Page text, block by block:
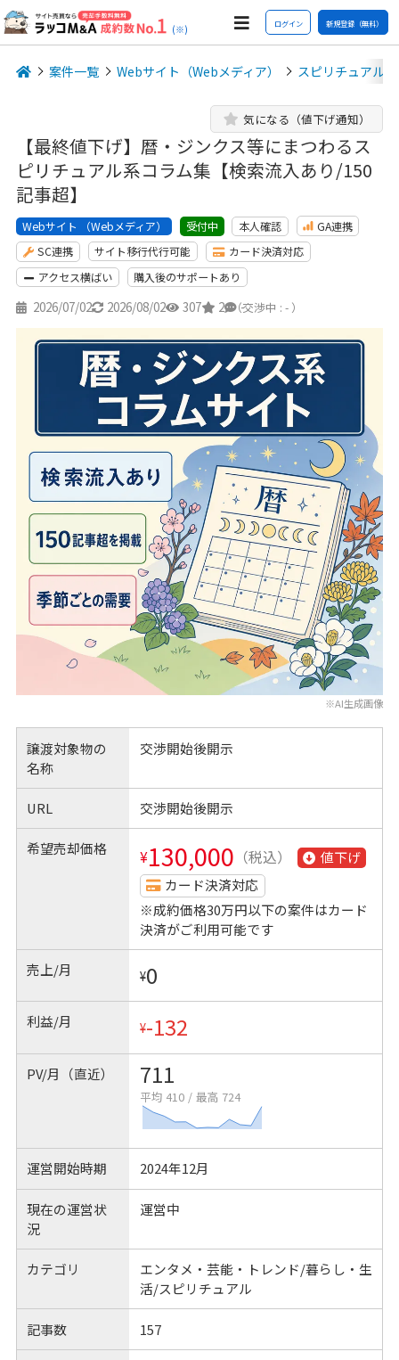
(※) ログイン 新規登録（無料）
案件一覧 Webサイト（Webメディア） スピリチュアル
【最終値下げ】暦・ジンクス等にまつわるス
ピリチュアル系コラム集【検索流入あり/150
記事超】
気になる（値下げ通知）
Webサイト （Webメディア） 受付中 本人確認
GA連携
SC連携
サイト移行代行可能
カード決済対応
アクセス横ばい
購入後のサポートあり
2026/07/02 2026/08/02 307 2 -
（交渉中 : - ）
※AI生成画像
譲渡対象物の
名称
交渉開始後開示
URL 交渉開始後開示
希望売却価格 ¥130,000 （税込）
値下げ
カード決済対応
※成約価格30万円以下の案件はカード
決済がご利用可能です
売上/月 ¥0
利益/月 ¥-132
PV/月（直近） 711
平均 410 / 最高 724
運営開始時期 2024年12月
現在の運営状
況
運営中
カテゴリ
エンタメ・芸能・トレンド/暮らし・生
活/スピリチュアル
記事数 157